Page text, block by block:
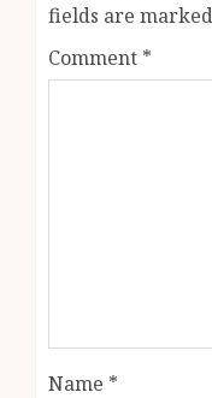
fields are marked
Comment *
Name *